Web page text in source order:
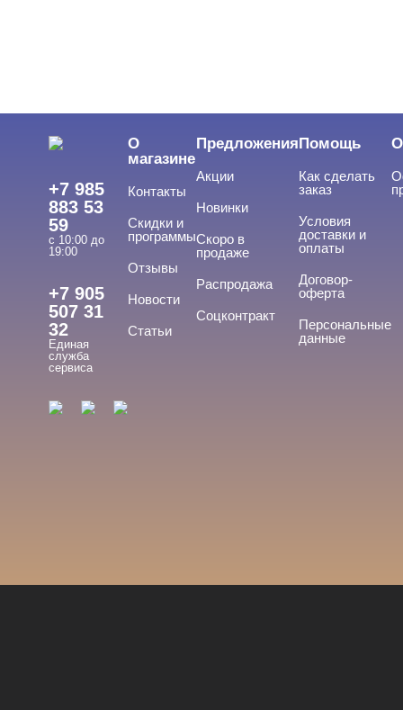
+7 985
883 53
59
с 10:00 до
19:00
+7 905
507 31
32
Единая
служба
сервиса
О
магазине
Контакты
Скидки и
программы
Отзывы
Новости
Статьи
Предложения
Акции
Новинки
Скоро в
продаже
Распродажа
Соцконтракт
Помощь
Как сделать
заказ
Условия
доставки и
оплаты
Договор-
оферта
Персональные
данные